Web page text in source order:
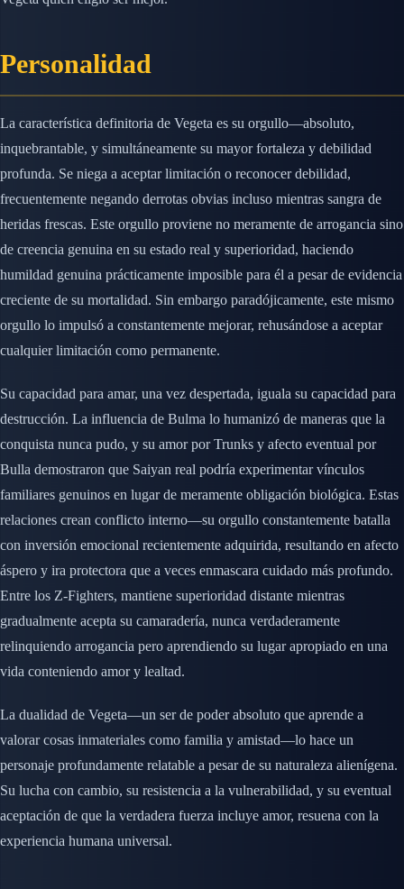
Personalidad
La característica definitoria de Vegeta es su orgullo—absoluto,
inquebrantable, y simultáneamente su mayor fortaleza y debilidad
profunda. Se niega a aceptar limitación o reconocer debilidad,
frecuentemente negando derrotas obvias incluso mientras sangra de
heridas frescas. Este orgullo proviene no meramente de arrogancia sino
de creencia genuina en su estado real y superioridad, haciendo
humildad genuina prácticamente imposible para él a pesar de evidencia
creciente de su mortalidad. Sin embargo paradójicamente, este mismo
orgullo lo impulsó a constantemente mejorar, rehusándose a aceptar
cualquier limitación como permanente.
Su capacidad para amar, una vez despertada, iguala su capacidad para
destrucción. La influencia de Bulma lo humanizó de maneras que la
conquista nunca pudo, y su amor por Trunks y afecto eventual por
Bulla demostraron que Saiyan real podría experimentar vínculos
familiares genuinos en lugar de meramente obligación biológica. Estas
relaciones crean conflicto interno—su orgullo constantemente batalla
con inversión emocional recientemente adquirida, resultando en afecto
áspero y ira protectora que a veces enmascara cuidado más profundo.
Entre los Z-Fighters, mantiene superioridad distante mientras
gradualmente acepta su camaradería, nunca verdaderamente
relinquiendo arrogancia pero aprendiendo su lugar apropiado en una
vida conteniendo amor y lealtad.
La dualidad de Vegeta—un ser de poder absoluto que aprende a
valorar cosas inmateriales como familia y amistad—lo hace un
personaje profundamente relatable a pesar de su naturaleza alienígena.
Su lucha con cambio, su resistencia a la vulnerabilidad, y su eventual
aceptación de que la verdadera fuerza incluye amor, resuena con la
experiencia humana universal.